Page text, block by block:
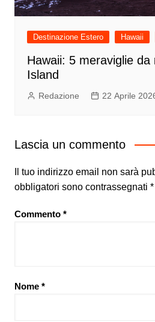
Destinazione Estero Hawaii
Hawaii: 5 meraviglie da
Island
Redazione 22 Aprile
Lascia un commento
Il tuo indirizzo email non sarà
obbligatori sono contrassegnati *
Commento *
Nome *